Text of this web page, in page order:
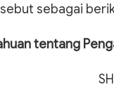
sebagai
tentang